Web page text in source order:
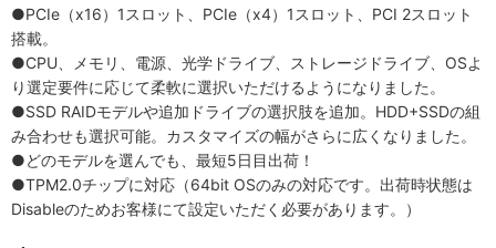
●PCIe（x16）1スロット、PCIe（x4）1スロット、PCI 2スロット
搭載。
●CPU、メモリ、電源、光学ドライブ、ストレージドライブ、OSよ
り選定要件に応じて柔軟に選択いただけるようになりました。
●SSD RAIDモデルや追加ドライブの選択肢を追加。HDD+SSDの組
み合わせも選択可能。カスタマイズの幅がさらに広くなりました。
●どのモデルを選んでも、最短5日目出荷！
●TPM2.0チップに対応（64bit OSのみの対応です。出荷時状態は
Disableのためお客様にて設定いただく必要があります。）